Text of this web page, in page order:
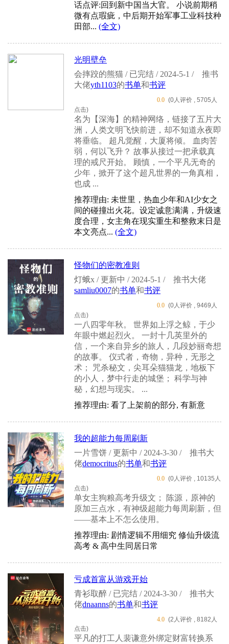
话点评:回到新中国当大官。 小说前期稍
微有点瑕疵，中后期开始军事工业科技种
田部... (全文)
光明壁垒
会摔跤的熊猫 / 已完结 / 2024-5-1 /
推书
大佬yth1103的书单和书评
0.0 (0人评价 , 5705人
点击)
名为【深海】的精神网络，链接了五片大
洲，人类文明飞快前进，却不知道永夜即
将垂临。 超凡觉醒，大厦将倾。 血肉苦
弱，何以飞升？ 故事从接过一把承载真
理的戒尺开始。 顾慎，一个平凡无奇的
少年，掀开了这个超凡世界的一角真相，
也成 ...
推荐理由: 未世里，热血少年和AI少女之
间的碰撞出火花。设定诚意满满，升级速
度合理，女主角在现实重生和整救末日是
本文亮点... (全文)
怪物们的密教准则
灯蛾x / 更新中 / 2024-5-1 /
推书大佬
samliu0007的书单和书评
0.0 (0人评价 , 9469人
点击)
一八四零年秋。 世界如上浮之鲸，于少
年眼中燃起烈火。 一封十几英里外的
信，一个来自异乡的旅人，几段妙丽奇想
的故事。 仪式者，奇物，异种，无形之
术； 咒杀秘文，尖耳朵猫猫龙，地板下
的小人，梦中行走的城堡； 科学与神
秘，幻想与现实。 ...
推荐理由: 看了上架前的部分, 有新意
我的超能力每周刷新
一片雪饼 / 更新中 / 2024-3-30 /
推书大
佬democritus的书单和书评
0.0 (0人评价 , 10135人
点击)
单女主狗粮高考升级文； 陈源，原神的
原加三点水，有神级超能力每周刷新，但
——基本上不怎么使用。
推荐理由: 剧情逻辑不用细究 修仙升级流
高考 & 高中生同居日常
亏成首富从游戏开始
青衫取醉 / 已完结 / 2024-3-30 /
推书大
佬dnaanns的书单和书评
4.0 (2人评价 , 8182人
点击)
平凡的打工人裴谦意外绑定财富转换系